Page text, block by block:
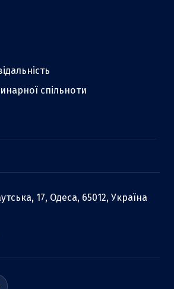
спільноти
17, Одеса, 65012, Україна